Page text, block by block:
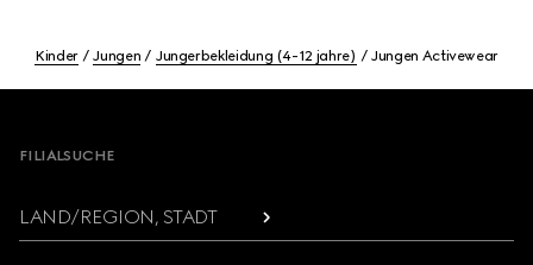
Kinder Jungen Jungerbekleidung (4-12 jahre) Jungen Activewear
FILIALSUCHE
LAND/REGION, STADT